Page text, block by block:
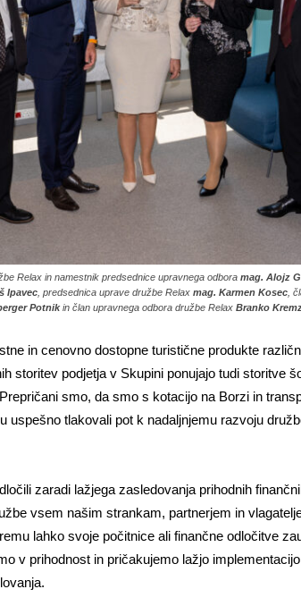
Relax in namestnik predsednice upravnega odbora mag. Alojz
Ipavec, predsednica uprave družbe Relax mag. Karmen Kosec,
Potnikin član upravnega odbora družbe Relax Branko
in cenovno dostopne turistične produkte
storitev podjetja v Skupini ponujajo tudi storitve
smo, da smo s kotacijo na Borzi in
uspešno tlakovali pot k nadaljnjemu razvoju
zaradi lažjega zasledovanja prihodnih
vsem našim strankam, partnerjem in
lahko svoje počitnice ali finančne odločitve
v prihodnost in pričakujemo lažjo